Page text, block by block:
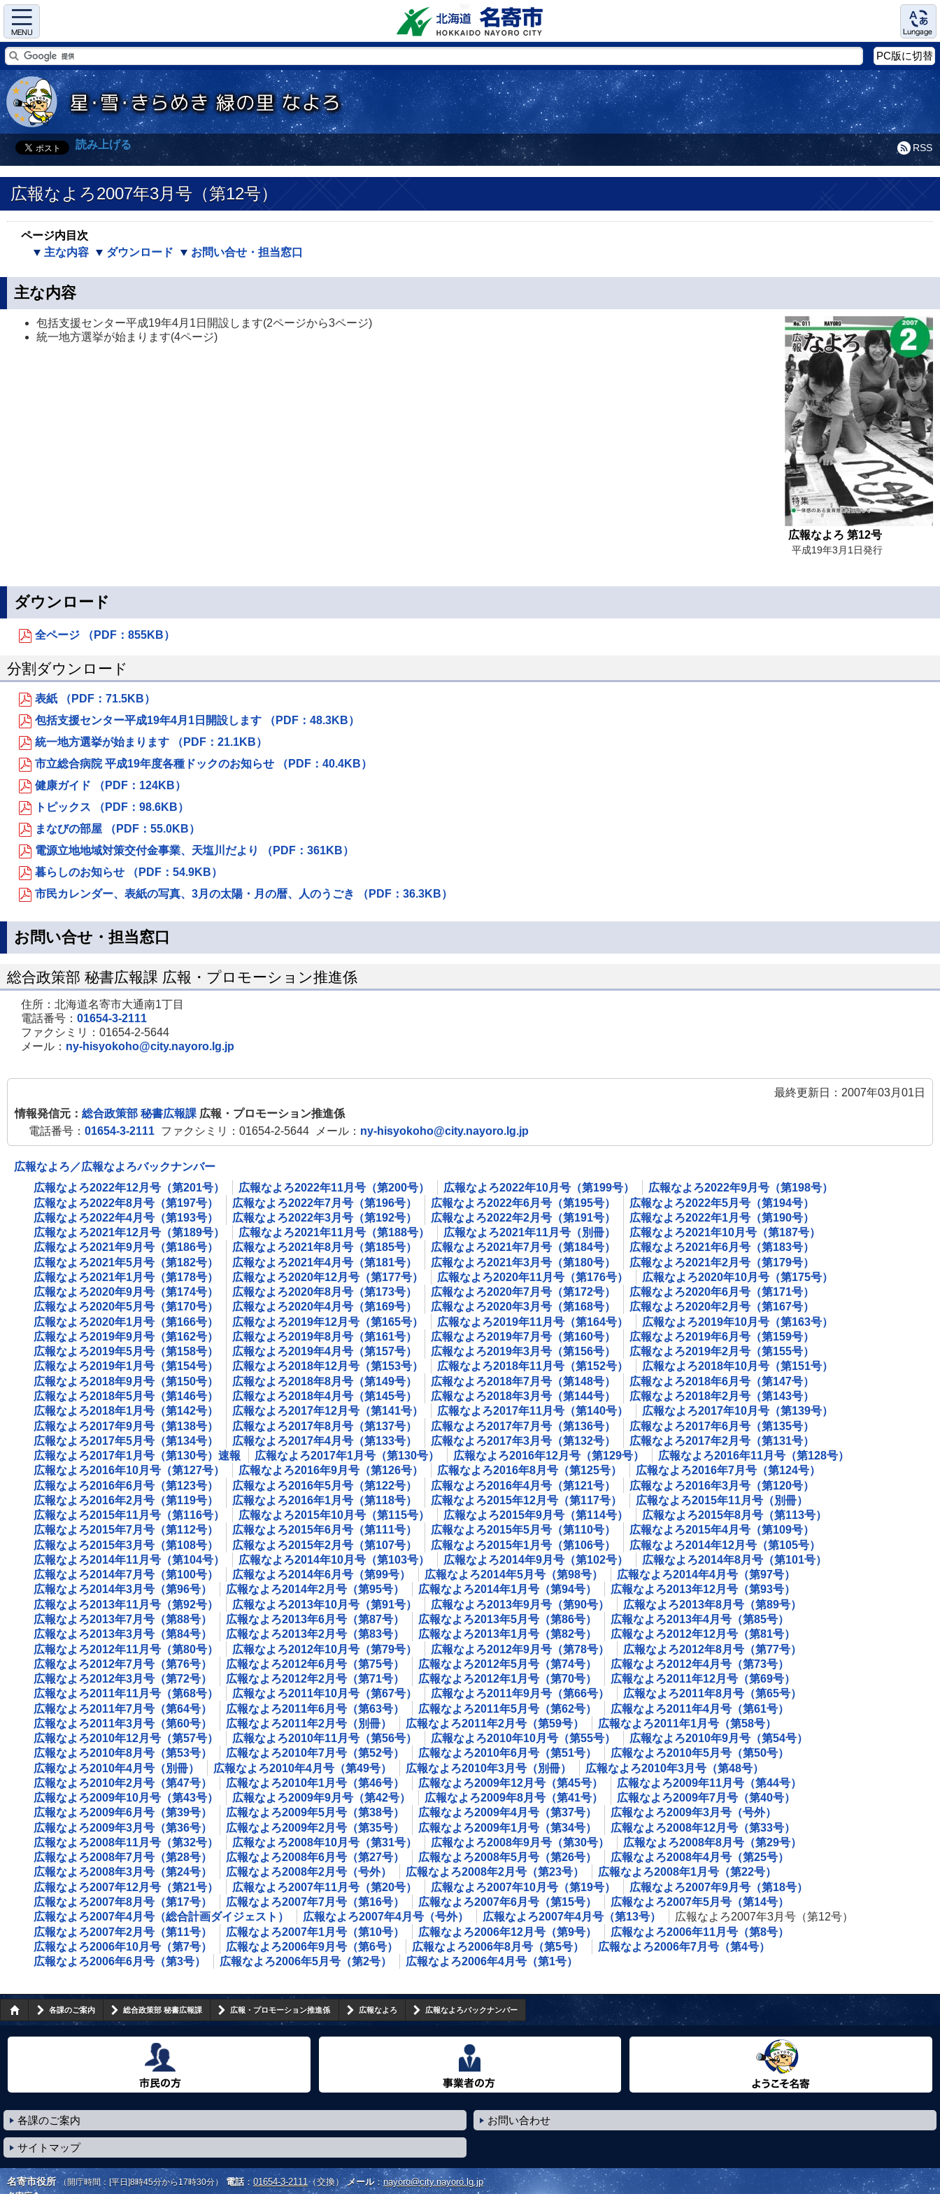
Menu Language
PC版に切替
RSS
読み上げる
広報なよろ2007年3月号（第12号）
ページ内目次
主な内容
ダウンロード お問い合せ・担当窓口
主な内容
広報なよろ 第12号
平成19年3月1日発行
包括支援センター平成19年4月1日開設します(2ページから3ページ)
統一地方選挙が始まります(4ページ)
ダウンロード
全ページ （PDF：855KB）
分割ダウンロード
表紙 （PDF：71.5KB）
包括支援センター平成19年4月1日開設します （PDF：48.3KB）
統一地方選挙が始まります （PDF：21.1KB）
市立総合病院 平成19年度各種ドックのお知らせ （PDF：40.4KB）
健康ガイド （PDF：124KB）
トピックス （PDF：98.6KB）
まなびの部屋 （PDF：55.0KB）
電源立地地域対策交付金事業、天塩川だより （PDF：361KB）
暮らしのお知らせ （PDF：54.9KB）
市民カレンダー、表紙の写真、3月の太陽・月の暦、人のうごき （PDF：36.3KB）
お問い合せ・担当窓口
総合政策部 秘書広報課 広報・プロモーション推進係
住所：北海道名寄市大通南1丁目
電話番号： 01654-3-2111
ファクシミリ：01654-2-5644
メール： ny-hisyokoho@city.nayoro.lg.jp
最終更新日：2007年03月01日
情報発信元： 総合政策部 秘書広報課 広報・プロモーション推進係
電話番号： 01654-3-2111 ファクシミリ：01654-2-5644 メール： ny-hisyokoho@city.nayoro.lg.jp
広報なよろ／広報なよろバックナンバー
広報なよろ2022年12月号（第201号）
広報なよろ2022年11月号（第200号） 広報なよろ2022年10月号（第199号）
広報なよろ2022年9月号（第198号）
広報なよろ2022年8月号（第197号）
広報なよろ2022年7月号（第196号） 広報なよろ2022年6月号（第195号）
広報なよろ2022年5月号（第194号）
広報なよろ2022年4月号（第193号）
広報なよろ2022年3月号（第192号） 広報なよろ2022年2月号（第191号）
広報なよろ2022年1月号（第190号）
広報なよろ2021年12月号（第189号）
広報なよろ2021年11月号（第188号） 広報なよろ2021年11月号（別冊）
広報なよろ2021年10月号（第187号）
広報なよろ2021年9月号（第186号）
広報なよろ2021年8月号（第185号） 広報なよろ2021年7月号（第184号）
広報なよろ2021年6月号（第183号）
広報なよろ2021年5月号（第182号）
広報なよろ2021年4月号（第181号） 広報なよろ2021年3月号（第180号）
広報なよろ2021年2月号（第179号）
広報なよろ2021年1月号（第178号）
広報なよろ2020年12月号（第177号） 広報なよろ2020年11月号（第176号）
広報なよろ2020年10月号（第175号）
広報なよろ2020年9月号（第174号）
広報なよろ2020年8月号（第173号） 広報なよろ2020年7月号（第172号）
広報なよろ2020年6月号（第171号）
広報なよろ2020年5月号（第170号）
広報なよろ2020年4月号（第169号） 広報なよろ2020年3月号（第168号）
広報なよろ2020年2月号（第167号）
広報なよろ2020年1月号（第166号）
広報なよろ2019年12月号（第165号） 広報なよろ2019年11月号（第164号）
広報なよろ2019年10月号（第163号）
広報なよろ2019年9月号（第162号）
広報なよろ2019年8月号（第161号） 広報なよろ2019年7月号（第160号）
広報なよろ2019年6月号（第159号）
広報なよろ2019年5月号（第158号）
広報なよろ2019年4月号（第157号） 広報なよろ2019年3月号（第156号）
広報なよろ2019年2月号（第155号）
広報なよろ2019年1月号（第154号）
広報なよろ2018年12月号（第153号） 広報なよろ2018年11月号（第152号）
広報なよろ2018年10月号（第151号）
広報なよろ2018年9月号（第150号）
広報なよろ2018年8月号（第149号） 広報なよろ2018年7月号（第148号）
広報なよろ2018年6月号（第147号）
広報なよろ2018年5月号（第146号）
広報なよろ2018年4月号（第145号） 広報なよろ2018年3月号（第144号）
広報なよろ2018年2月号（第143号）
広報なよろ2018年1月号（第142号）
広報なよろ2017年12月号（第141号） 広報なよろ2017年11月号（第140号）
広報なよろ2017年10月号（第139号）
広報なよろ2017年9月号（第138号）
広報なよろ2017年8月号（第137号） 広報なよろ2017年7月号（第136号）
広報なよろ2017年6月号（第135号）
広報なよろ2017年5月号（第134号）
広報なよろ2017年4月号（第133号） 広報なよろ2017年3月号（第132号）
広報なよろ2017年2月号（第131号）
広報なよろ2017年1月号（第130号）速報
広報なよろ2017年1月号（第130号） 広報なよろ2016年12月号（第129号）
広報なよろ2016年11月号（第128号）
広報なよろ2016年10月号（第127号）
広報なよろ2016年9月号（第126号） 広報なよろ2016年8月号（第125号）
広報なよろ2016年7月号（第124号）
広報なよろ2016年6月号（第123号）
広報なよろ2016年5月号（第122号） 広報なよろ2016年4月号（第121号）
広報なよろ2016年3月号（第120号）
広報なよろ2016年2月号（第119号）
広報なよろ2016年1月号（第118号） 広報なよろ2015年12月号（第117号）
広報なよろ2015年11月号（別冊）
広報なよろ2015年11月号（第116号）
広報なよろ2015年10月号（第115号） 広報なよろ2015年9月号（第114号）
広報なよろ2015年8月号（第113号）
広報なよろ2015年7月号（第112号）
広報なよろ2015年6月号（第111号） 広報なよろ2015年5月号（第110号）
広報なよろ2015年4月号（第109号）
広報なよろ2015年3月号（第108号）
広報なよろ2015年2月号（第107号） 広報なよろ2015年1月号（第106号）
広報なよろ2014年12月号（第105号）
広報なよろ2014年11月号（第104号）
広報なよろ2014年10月号（第103号） 広報なよろ2014年9月号（第102号）
広報なよろ2014年8月号（第101号）
広報なよろ2014年7月号（第100号）
広報なよろ2014年6月号（第99号） 広報なよろ2014年5月号（第98号）
広報なよろ2014年4月号（第97号）
広報なよろ2014年3月号（第96号）
広報なよろ2014年2月号（第95号） 広報なよろ2014年1月号（第94号）
広報なよろ2013年12月号（第93号）
広報なよろ2013年11月号（第92号）
広報なよろ2013年10月号（第91号） 広報なよろ2013年9月号（第90号）
広報なよろ2013年8月号（第89号）
広報なよろ2013年7月号（第88号）
広報なよろ2013年6月号（第87号） 広報なよろ2013年5月号（第86号）
広報なよろ2013年4月号（第85号）
広報なよろ2013年3月号（第84号）
広報なよろ2013年2月号（第83号） 広報なよろ2013年1月号（第82号）
広報なよろ2012年12月号（第81号）
広報なよろ2012年11月号（第80号）
広報なよろ2012年10月号（第79号） 広報なよろ2012年9月号（第78号）
広報なよろ2012年8月号（第77号）
広報なよろ2012年7月号（第76号）
広報なよろ2012年6月号（第75号） 広報なよろ2012年5月号（第74号）
広報なよろ2012年4月号（第73号）
広報なよろ2012年3月号（第72号）
広報なよろ2012年2月号（第71号） 広報なよろ2012年1月号（第70号）
広報なよろ2011年12月号（第69号）
広報なよろ2011年11月号（第68号）
広報なよろ2011年10月号（第67号） 広報なよろ2011年9月号（第66号）
広報なよろ2011年8月号（第65号）
広報なよろ2011年7月号（第64号）
広報なよろ2011年6月号（第63号） 広報なよろ2011年5月号（第62号）
広報なよろ2011年4月号（第61号）
広報なよろ2011年3月号（第60号）
広報なよろ2011年2月号（別冊） 広報なよろ2011年2月号（第59号）
広報なよろ2011年1月号（第58号）
広報なよろ2010年12月号（第57号）
広報なよろ2010年11月号（第56号） 広報なよろ2010年10月号（第55号）
広報なよろ2010年9月号（第54号）
広報なよろ2010年8月号（第53号）
広報なよろ2010年7月号（第52号） 広報なよろ2010年6月号（第51号）
広報なよろ2010年5月号（第50号）
広報なよろ2010年4月号（別冊）
広報なよろ2010年4月号（第49号） 広報なよろ2010年3月号（別冊）
広報なよろ2010年3月号（第48号）
広報なよろ2010年2月号（第47号）
広報なよろ2010年1月号（第46号） 広報なよろ2009年12月号（第45号）
広報なよろ2009年11月号（第44号）
広報なよろ2009年10月号（第43号）
広報なよろ2009年9月号（第42号） 広報なよろ2009年8月号（第41号）
広報なよろ2009年7月号（第40号）
広報なよろ2009年6月号（第39号）
広報なよろ2009年5月号（第38号） 広報なよろ2009年4月号（第37号）
広報なよろ2009年3月号（号外）
広報なよろ2009年3月号（第36号）
広報なよろ2009年2月号（第35号） 広報なよろ2009年1月号（第34号）
広報なよろ2008年12月号（第33号）
広報なよろ2008年11月号（第32号）
広報なよろ2008年10月号（第31号） 広報なよろ2008年9月号（第30号）
広報なよろ2008年8月号（第29号）
広報なよろ2008年7月号（第28号）
広報なよろ2008年6月号（第27号） 広報なよろ2008年5月号（第26号）
広報なよろ2008年4月号（第25号）
広報なよろ2008年3月号（第24号）
広報なよろ2008年2月号（号外） 広報なよろ2008年2月号（第23号）
広報なよろ2008年1月号（第22号）
広報なよろ2007年12月号（第21号）
広報なよろ2007年11月号（第20号） 広報なよろ2007年10月号（第19号）
広報なよろ2007年9月号（第18号）
広報なよろ2007年8月号（第17号）
広報なよろ2007年7月号（第16号） 広報なよろ2007年6月号（第15号）
広報なよろ2007年5月号（第14号）
広報なよろ2007年4月号（総合計画ダイジェスト）
広報なよろ2007年4月号（号外） 広報なよろ2007年4月号（第13号）
広報なよろ2007年3月号（第12号）
広報なよろ2007年2月号（第11号）
広報なよろ2007年1月号（第10号） 広報なよろ2006年12月号（第9号）
広報なよろ2006年11月号（第8号）
広報なよろ2006年10月号（第7号）
広報なよろ2006年9月号（第6号） 広報なよろ2006年8月号（第5号）
広報なよろ2006年7月号（第4号）
広報なよろ2006年6月号（第3号）
広報なよろ2006年5月号（第2号） 広報なよろ2006年4月号（第1号）
各課のご案内 総合政策部 秘書広報課 広報・プロモーション推進係 広報なよろ 広報なよろバックナンバー
各課のご案内 お問い合わせ
サイトマップ
名寄市役所 （開庁時間：[平日]8時45分から17時30分） 電話 ：01654-3-2111（交換） メール：nayoro@city.nayoro.lg.jp